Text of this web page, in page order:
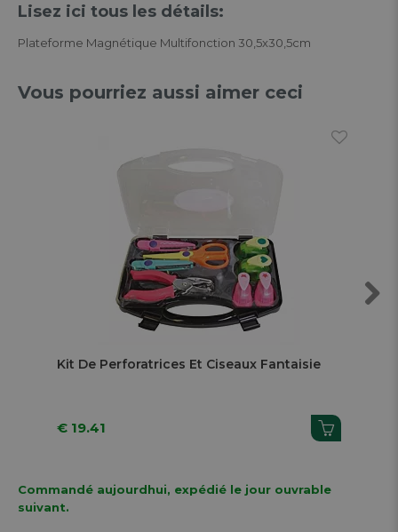
Lisez ici tous les détails:
Plateforme Magnétique Multifonction 30,5x30,5cm
Vous pourriez aussi aimer ceci
Kit De Perforatrices Et Ciseaux Fantaisie
€ 19.41
Commandé aujourdhui, expédié le jour ouvrable
suivant.